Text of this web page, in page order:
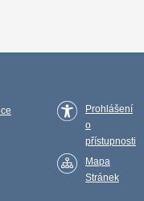
Prohlášení
o
přístupnosti
Mapa
Stránek